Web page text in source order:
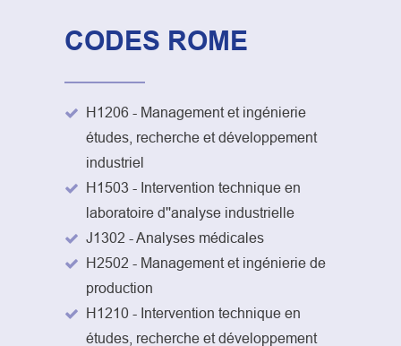
CODES ROME
H1206 - Management et ingénierie
études, recherche et développement
industriel
H1503 - Intervention technique en
laboratoire d''analyse industrielle
J1302 - Analyses médicales
H2502 - Management et ingénierie de
production
H1210 - Intervention technique en
études, recherche et développement